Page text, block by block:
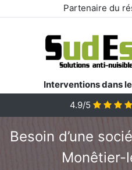
Partenaire du
Interventions dans
4.9/5
Besoin d’une
Monêtier-